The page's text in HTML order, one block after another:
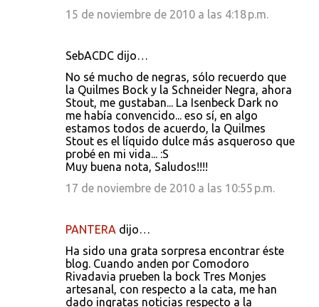
15 de noviembre de 2010 a las 4:18 p.m.
SebACDC dijo…
No sé mucho de negras, sólo recuerdo que
la Quilmes Bock y la Schneider Negra, ahora
Stout, me gustaban... La Isenbeck Dark no
me había convencido... eso sí, en algo
estamos todos de acuerdo, la Quilmes
Stout es el líquido dulce más asqueroso que
probé en mi vida... :S
Muy buena nota, Saludos!!!!
17 de noviembre de 2010 a las 10:55 p.m.
PANTERA dijo…
Ha sido una grata sorpresa encontrar éste
blog. Cuando anden por Comodoro
Rivadavia prueben la bock Tres Monjes
artesanal, con respecto a la cata, me han
dado ingratas noticias respecto a la